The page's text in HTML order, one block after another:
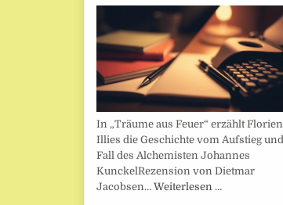
In „Träume aus Feuer“ erzählt Florien
Illies die Geschichte vom Aufstieg und
Fall des Alchemisten Johannes
KunckelRezension von Dietmar
Jacobsen… Weiterlesen …